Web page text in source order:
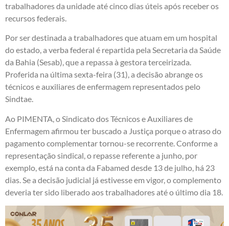
trabalhadores da unidade até cinco dias úteis após receber os
recursos federais.
Por ser destinada a trabalhadores que atuam em um hospital
do estado, a verba federal é repartida pela Secretaria da Saúde
da Bahia (Sesab), que a repassa à gestora terceirizada.
Proferida na última sexta-feira (31), a decisão abrange os
técnicos e auxiliares de enfermagem representados pelo
Sindtae.
Ao PIMENTA, o Sindicato dos Técnicos e Auxiliares de
Enfermagem afirmou ter buscado a Justiça porque o atraso do
pagamento complementar tornou-se recorrente. Conforme a
representação sindical, o repasse referente a junho, por
exemplo, está na conta da Fabamed desde 13 de julho, há 23
dias. Se a decisão judicial já estivesse em vigor, o complemento
deveria ter sido liberado aos trabalhadores até o último dia 18.